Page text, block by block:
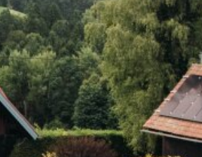
Kamin, Zentralheizung,
Fenster, Badewanne, Dusche,
Holz, Gartennutzung,